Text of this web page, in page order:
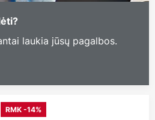
laukia jūsų pagalbos.
RMK -14%